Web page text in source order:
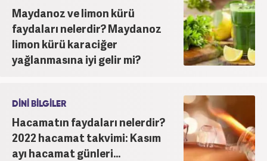
Maydanoz ve limon kürü
faydaları nelerdir? Maydanoz
limon kürü karaciğer
yağlanmasına iyi gelir mi?
DİNİ BİLGİLER
Hacamatın faydaları nelerdir?
2022 hacamat takvimi: Kasım
ayı hacamat günleri...